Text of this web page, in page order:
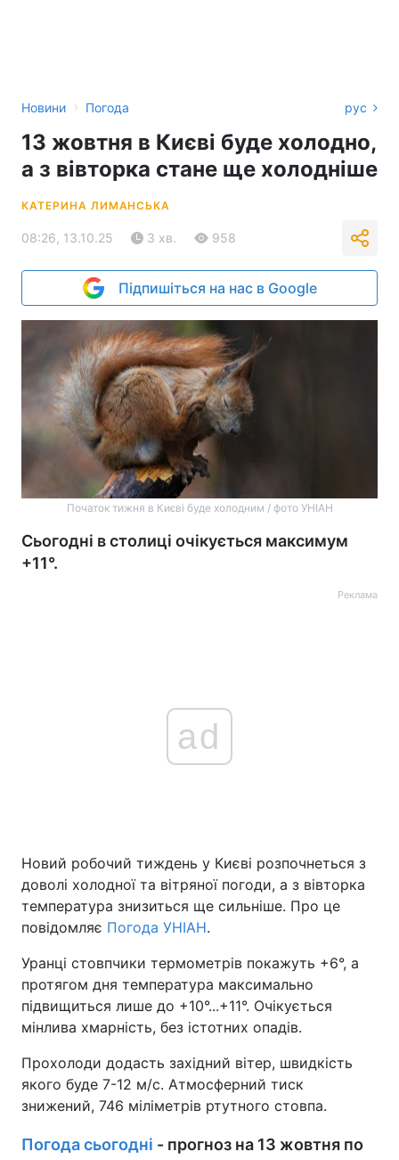
Новини › Погода рус
13 жовтня в Києві буде холодно,
а з вівторка стане ще холодніше
КАТЕРИНА ЛИМАНСЬКА
08:26, 13.10.25 3 хв. 958
Підпишіться на нас в Google
Початок тижня в Києві буде холодним / фото УНІАН
Сьогодні в столиці очікується максимум
+11°.
Реклама
ad
Новий робочий тиждень у Києві розпочнеться з
доволі холодної та вітряної погоди, а з вівторка
температура знизиться ще сильніше. Про це
повідомляє Погода УНІАН.
Уранці стовпчики термометрів покажуть +6°, а
протягом дня температура максимально
підвищиться лише до +10°...+11°. Очікується
мінлива хмарність, без істотних опадів.
Прохолоди додасть західний вітер, швидкість
якого буде 7-12 м/с. Атмосферний тиск
знижений, 746 міліметрів ртутного стовпа.
Погода сьогодні - прогноз на 13 жовтня по